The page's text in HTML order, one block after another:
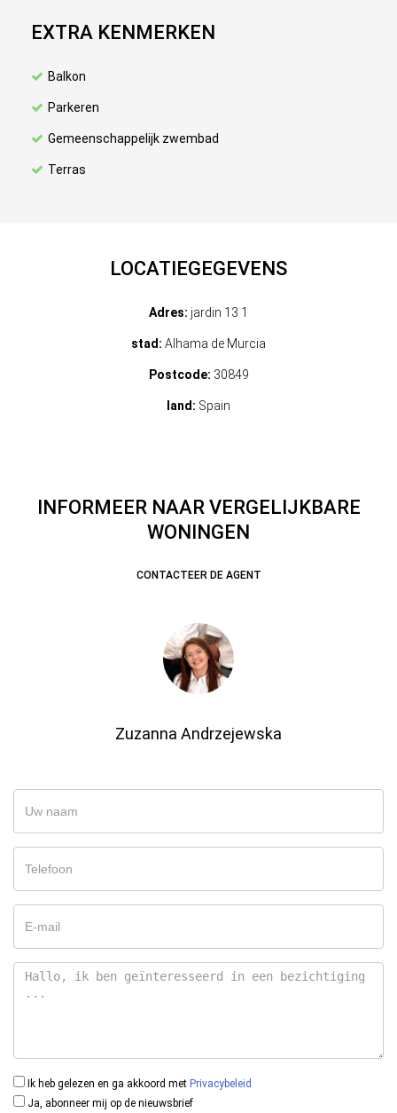
EXTRA KENMERKEN
Balkon
Parkeren
Gemeenschappelijk zwembad
Terras
LOCATIEGEGEVENS
Adres: jardin 13 1
stad: Alhama de Murcia
Postcode: 30849
land: Spain
INFORMEER NAAR VERGELIJKBARE
WONINGEN
CONTACTEER DE AGENT
Zuzanna Andrzejewska
Ik heb gelezen en ga akkoord met Privacybeleid
Ja, abonneer mij op de nieuwsbrief